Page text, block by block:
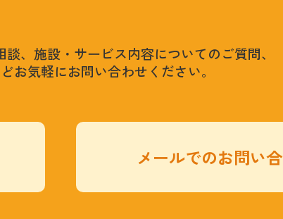
、施設・サービス内容についてのご質問、
お気軽にお問い合わせください。
メールでのお問い